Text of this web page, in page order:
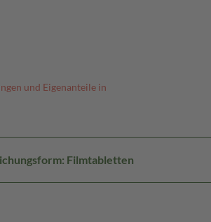
und Eigenanteile in
Filmtabletten